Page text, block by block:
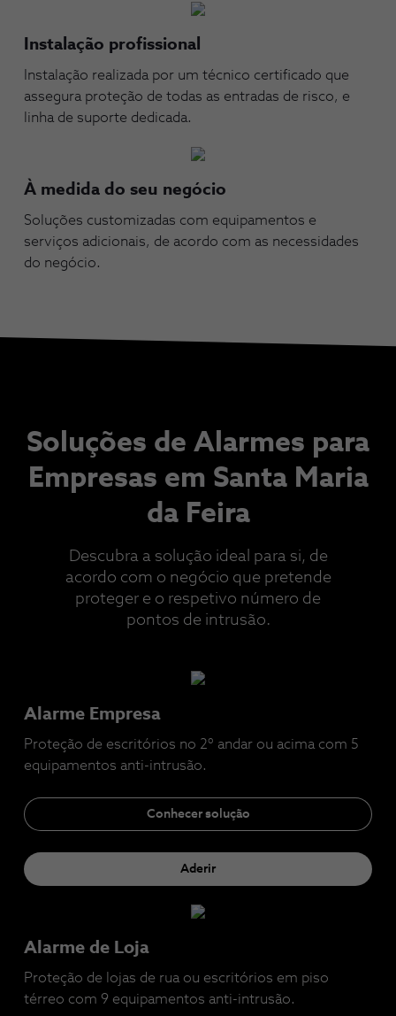
Instalação profissional
Instalação realizada por um técnico certificado que
assegura proteção de todas as entradas de risco, e
linha de suporte dedicada.
À medida do seu negócio
Soluções customizadas com equipamentos e
serviços adicionais, de acordo com as necessidades
do negócio.
Soluções de Alarmes para
Empresas em Santa Maria
da Feira
Descubra a solução ideal para si, de
acordo com o negócio que pretende
proteger e o respetivo número de
pontos de intrusão.
Alarme Empresa
Proteção de escritórios no 2º andar ou acima com 5
equipamentos anti-intrusão.
Conhecer solução
Aderir
Alarme de Loja
Proteção de lojas de rua ou escritórios em piso
térreo com 9 equipamentos anti-intrusão.